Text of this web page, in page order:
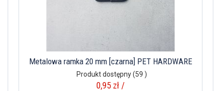
Metalowa ramka 20 mm [czarna] PET HARDWARE
Produkt dostępny(59 )
0,95 zł /